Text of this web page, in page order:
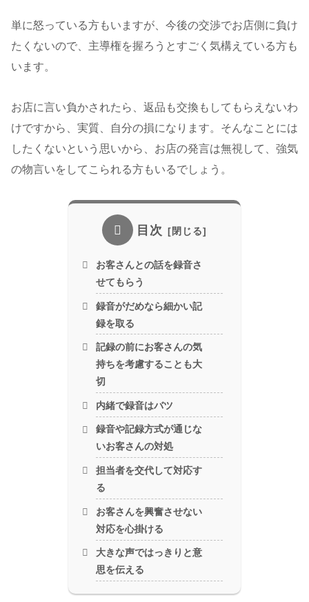
単に怒っている方もいますが、今後の交渉でお店側に負け
たくないので、主導権を握ろうとすごく気構えている方も
います。
お店に言い負かされたら、返品も交換もしてもらえないわ
けですから、実質、自分の損になります。そんなことには
したくないという思いから、お店の発言は無視して、強気
の物言いをしてこられる方もいるでしょう。
目次
お客さんとの話を録音さ
せてもらう
録音がだめなら細かい記
録を取る
記録の前にお客さんの気
持ちを考慮することも大
切
内緒で録音はバツ
録音や記録方式が通じな
いお客さんの対処
担当者を交代して対応す
る
お客さんを興奮させない
対応を心掛ける
大きな声ではっきりと意
思を伝える